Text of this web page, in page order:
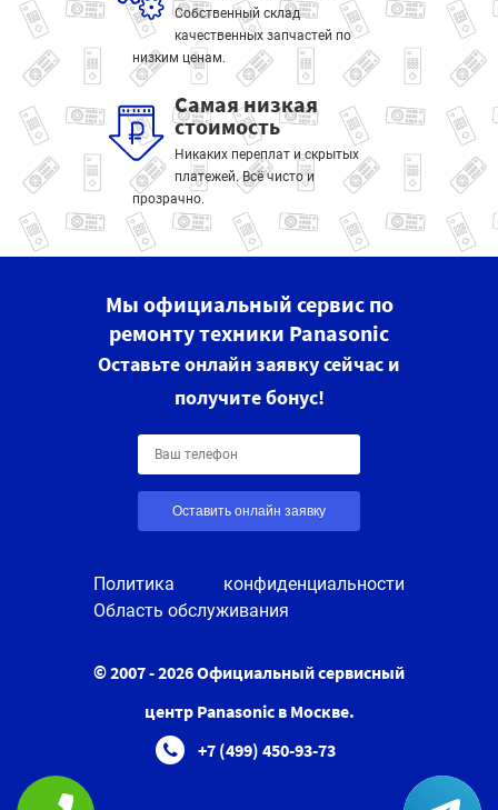
Собственный склад
качественных запчастей по
низким ценам.
Самая низкая
стоимость
Никаких переплат и скрытых
платежей. Всё чисто и
прозрачно.
Мы официальный сервис по
ремонту техники Panasonic
Оставьте онлайн заявку сейчас и
получите бонус!
Оставить онлайн заявку
Политика конфиденциальности
Область обслуживания
© 2007 - 2026 Официальный сервисный
центр Panasonic в Москве.
+7 (499) 450-93-73